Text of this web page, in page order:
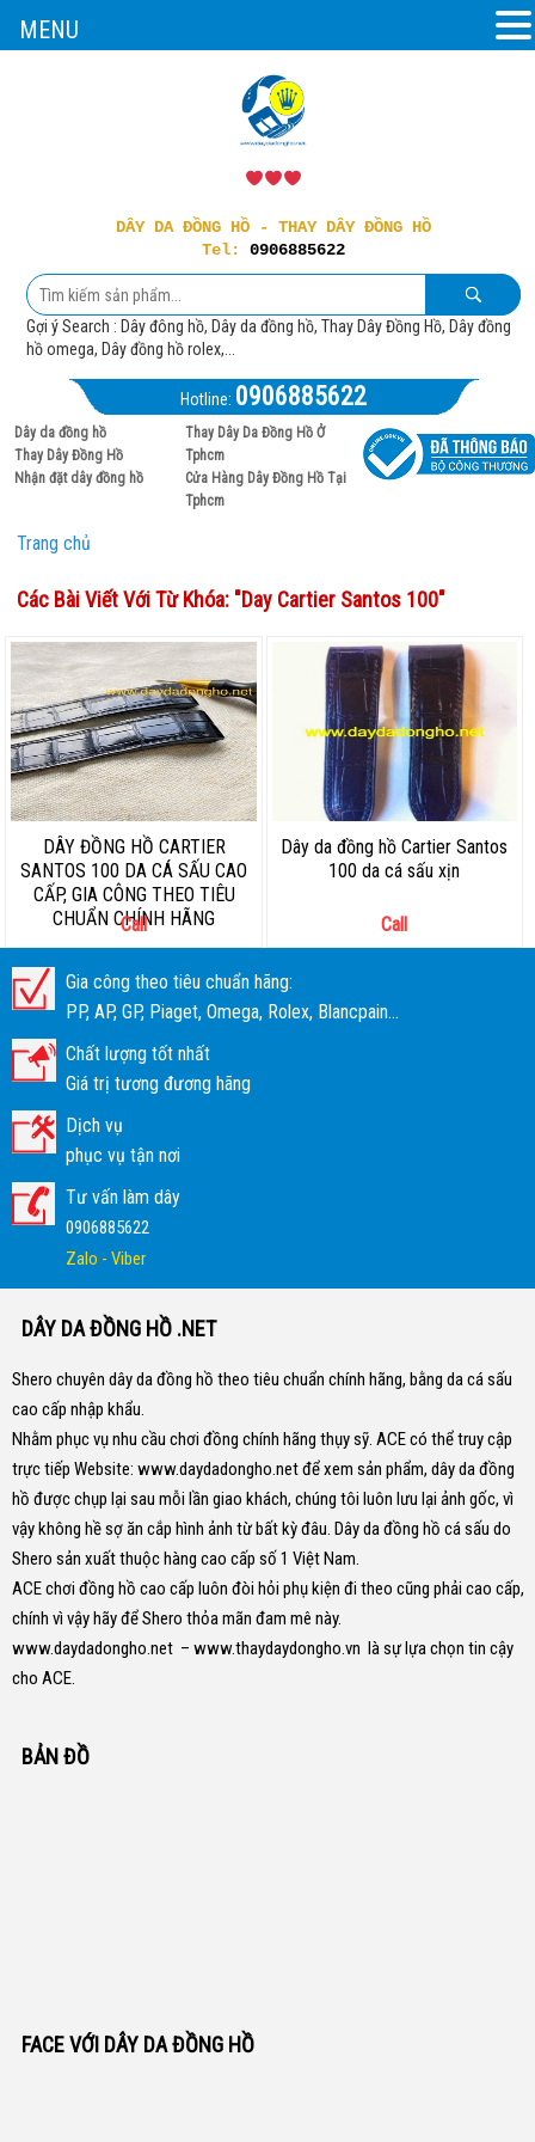
DÂY DA ĐỒNG HỒ - THAY DÂY ĐỒNG HỒ
Tel: 0906885622
Gợi ý Search : Dây đông hồ, Dây da đồng hồ, Thay Dây Đồng Hồ, Dây đồng
hồ omega, Dây đồng hồ rolex,...
Hotline: 0906885622
Dây da đồng hồ
Thay Dây Đồng Hồ
Nhận đặt dây đồng hồ
Thay Dây Da Đồng Hồ Ở
Tphcm
Cửa Hàng Dây Đồng Hồ Tại
Tphcm
Trang chủ
Các Bài Viết Với Từ Khóa: "Day Cartier Santos 100"
DÂY ĐỒNG HỒ CARTIER
SANTOS 100 DA CÁ SẤU CAO
CẤP, GIA CÔNG THEO TIÊU
CHUẨN CHÍNH HÃNG
Call
Dây da đồng hồ Cartier Santos
100 da cá sấu xịn
Call
Gia công theo tiêu chuẩn hãng:
PP, AP, GP, Piaget, Omega, Rolex, Blancpain...
Chất lượng tốt nhất
Giá trị tương đương hãng
Dịch vụ
phục vụ tận nơi
Tư vấn làm dây
0906885622
Zalo - Viber
DÂY DA ĐỒNG HỒ .NET
Shero chuyên dây da đồng hồ theo tiêu chuẩn chính hãng, bằng da cá sấu
cao cấp nhập khẩu.
Nhằm phục vụ nhu cầu chơi đồng chính hãng thụy sỹ. ACE có thể truy cập
trực tiếp Website: www.daydadongho.netđể xem sản phẩm, dây da đồng
hồ được chụp lại sau mỗi lần giao khách, chúng tôi luôn lưu lại ảnh gốc, vì
vậy không hề sợ ăn cắp hình ảnh từ bất kỳ đâu. Dây da đồng hồ cá sấu do
Shero sản xuất thuộc hàng cao cấp số 1 Việt Nam.
ACE chơi đồng hồ cao cấp luôn đòi hỏi phụ kiện đi theo cũng phải cao cấp,
chính vì vậy hãy để Shero thỏa mãn đam mê này.
www.daydadongho.net – www.thaydaydongho.vn là sự lựa chọn tin cậy
cho ACE.
BẢN ĐỒ
FACE VỚI DÂY DA ĐỒNG HỒ
MENU